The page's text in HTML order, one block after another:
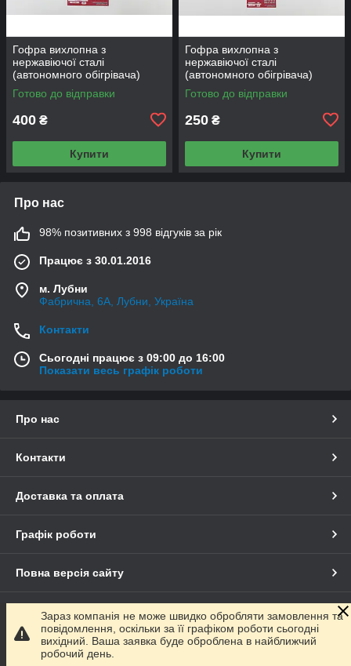
Гофра вихлопна з
нержавіючої сталі
(автономного обігрівача)
Д=24 1м
Готово до відправки
400 ₴
Купити
Гофра вихлопна з
нержавіючої сталі
(автономного обігрівача)
Д=24 600 мм
Готово до відправки
250 ₴
Купити
Про нас
98% позитивних з 998 відгуків за рік
Працює з 30.01.2016
м. Лубни
Фабрична, 6А, Лубни, Україна
Контакти
Сьогодні працює з 09:00 до 16:00
Показати весь графік роботи
Про нас
Контакти
Доставка та оплата
Графік роботи
Повна версія сайту
Сайт створено на маркетплейсі Prom.ua
Політика конфіденційності
Зараз компанія не може швидко обробляти замовлення та
повідомлення, оскільки за її графіком роботи сьогодні
вихідний. Ваша заявка буде оброблена в найближчий
робочий день.